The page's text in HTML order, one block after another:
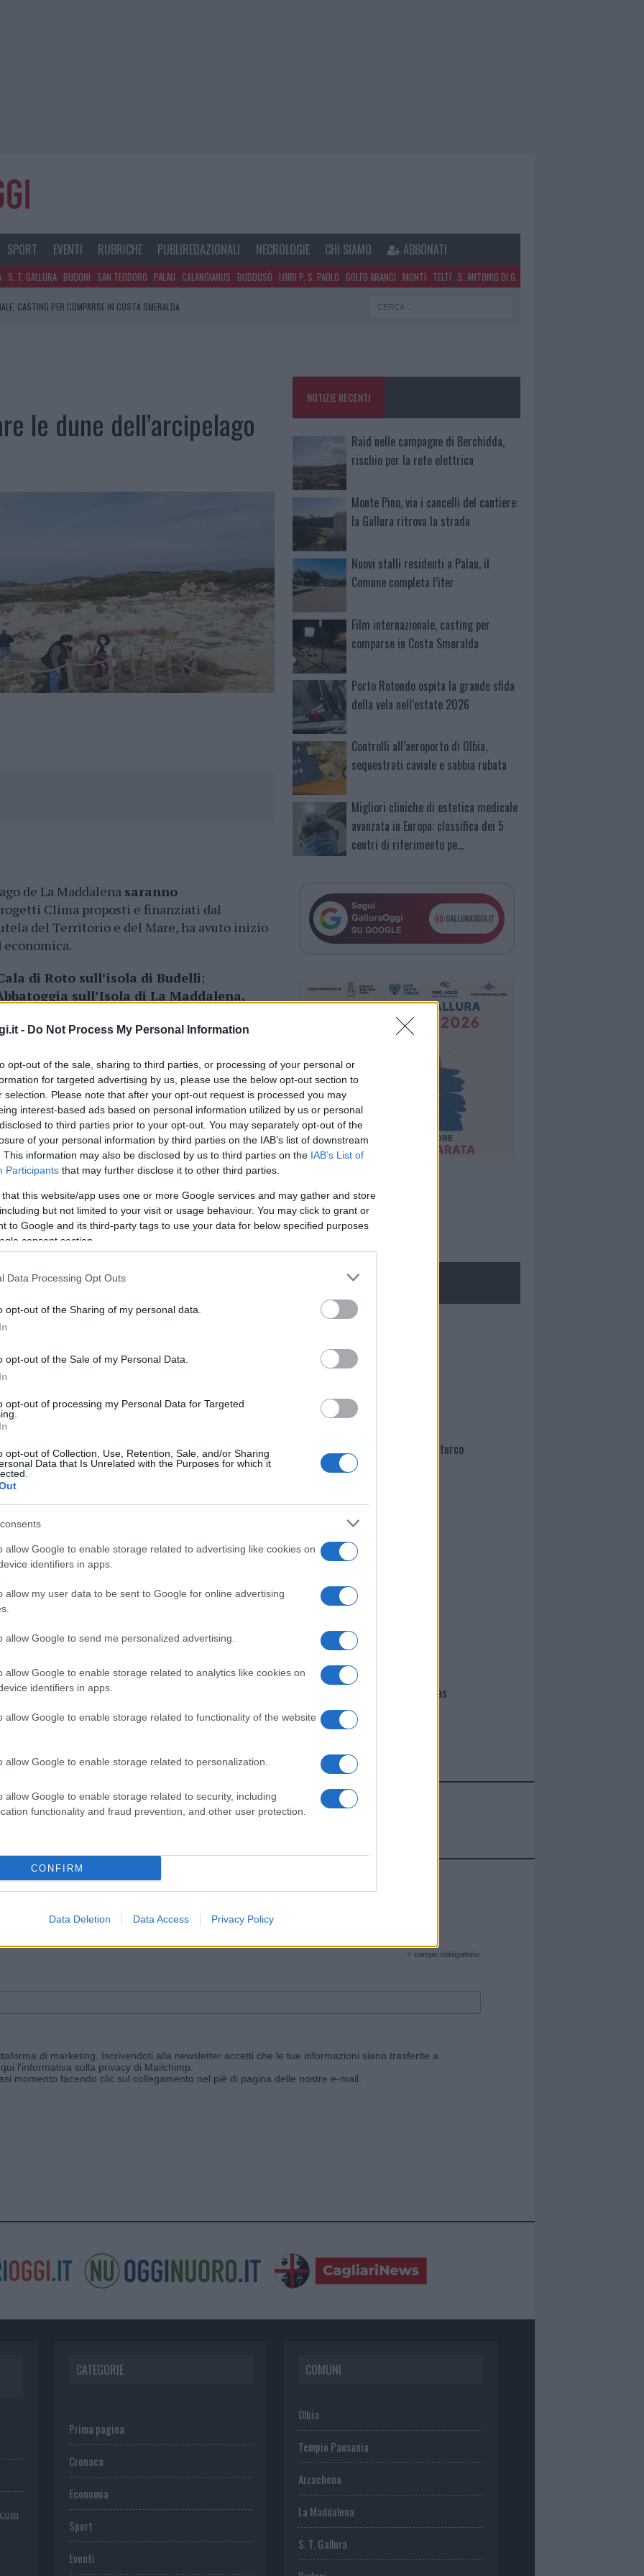
- Do Not Process My Personal Information
opt-out of the sale, sharing to third parties, or processing of your personal or
for targeted advertising by us, please use the below opt-out section to
selection. Please note that after your opt-out request is processed you may
interest-based ads based on personal information utilized by us or personal
to third parties prior to your opt-out. You may separately opt-out of the
of your personal information by third parties on the IAB’s list of downstream
This information may also be disclosed by us to third parties on the IAB’s List of
Participants that may further disclose it to other third parties.
that this website/app uses one or more Google services and may gather and store
but not limited to your visit or usage behaviour. You may click to grant or
to Google and its third-party tags to use your data for below specified purposes
consent section.
Data Processing Opt Outs
opt-out of the Sharing of my personal data.
opt-out of the Sale of my Personal Data.
opt-out of processing my Personal Data for Targeted
opt-out of Collection, Use, Retention, Sale, and/or Sharing
Data that Is Unrelated with the Purposes for which it
allow Google to enable storage related to advertising like cookies on
identifiers in apps.
allow my user data to be sent to Google for online advertising
allow Google to send me personalized advertising.
allow Google to enable storage related to analytics like cookies on
identifiers in apps.
allow Google to enable storage related to functionality of the website
allow Google to enable storage related to personalization.
allow Google to enable storage related to security, including
functionality and fraud prevention, and other user protection.
CONFIRM
Data Deletion Data Access Privacy Policy
SPORT EVENTI RUBRICHE PUBLIREDAZIONALI NECROLOGIE CHI SIAMO ABBONATI
S. T. GALLURA BUDONI SAN TEODORO PALAU CALANGIANUS BUDDUSÒ LOIRI P. S. PAOLO GOLFO ARANCI MONTI TELTI S. ANTONIO DI G.
CASTING PER COMPARSE IN COSTA SMERALDA
le dune dell’arcipelago
de La Maddalena saranno
Clima proposti e finanziati dal
del Territorio e del Mare, ha avuto inizio
di Roto sull’isola di Budelli;
sull’Isola di La Maddalena,
sono mirati al contenimento dei fenomeni
dunale dell’Arcipelago, saranno anche
per i visitatori.
materiali a basso impatto e
per gli effetti sull’ambiente e l’ausilio di
corso degli anni una serie di interventi di
dune costiere nelle località dell’Arcipelago
il Parco Nazionale de La Maddalena
importanti fenomeni di alterazione
cliccando qui
nella sezione
NOTIZIE RECENTI
Raid nelle campagne di Berchidda,
rischio per la rete elettrica
Monte Pino, via i cancelli del cantiere:
la Gallura ritrova la strada
Nuovi stalli residenti a Palau, il
Comune completa l’iter
Film internazionale, casting per
comparse in Costa Smeralda
Porto Rotondo ospita la grande sfida
della vela nell’estate 2026
Controlli all’aeroporto di Olbia,
sequestrati caviale e sabbia rubata
Migliori cliniche di estetica medicale
avanzata in Europa: classifica dei 5
centri di riferimento pe…
NECROLOGIE
Martina Agostina Diturco
I nostri cari
I nostri cari
Giovannimaria Cabras
Invia un Comunicato Stampa|Pubblicità|Segnala
e ricevi le nostre email periodiche contenenti le ultime notizie pubblicate sul sito web!
* campo obbligatorio
di marketing. Iscrivendoti alla newsletter accetti che le tue informazioni siano trasferite a
l'informativa sulla privacy di Mailchimp
momento facendo clic sul collegamento nel piè di pagina delle nostre e-mail.
CATEGORIE
Prima pagina
Cronaca
Economia
Sport
Eventi
COMUNI
Olbia
Tempio Pausania
Arzachena
La Maddalena
S. T. Gallura